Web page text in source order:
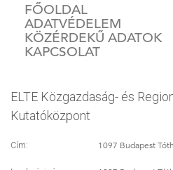
FŐOLDAL
ADATVÉDELEM
KÖZÉRDEKŰ ADATOK
KAPCSOLAT
ELTE Közgazdaság- és
Kutatóközpont
Cím: 1097 Budapest